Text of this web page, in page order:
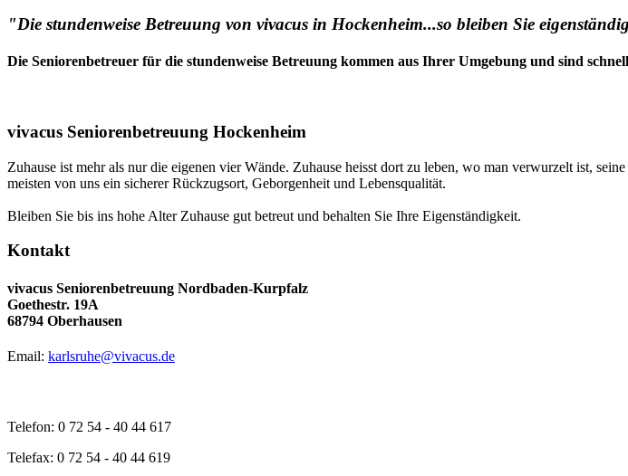
"Die stundenweise Betreuung von vivacus in Hockenheim...so bleiben Sie
Die Seniorenbetreuer für die stundenweise Betreuung kommen aus Ihrer Umgebung und sind
vivacus Seniorenbetreuung Hockenheim
Zuhause ist mehr als nur die eigenen vier Wände. Zuhause heisst dort zu leben, wo man verwurzelt ist,
meisten von uns ein sicherer Rückzugsort, Geborgenheit und Lebensqualität.
Bleiben Sie bis ins hohe Alter Zuhause gut betreut und behalten Sie Ihre Eigenständigkeit.
Kontakt
vivacus Seniorenbetreuung Nordbaden-Kurpfalz
Goethestr. 19A
68794 Oberhausen
Email: karlsruhe@vivacus.de
Telefon: 0 72 54 - 40 44 617
Telefax: 0 72 54 - 40 44 619